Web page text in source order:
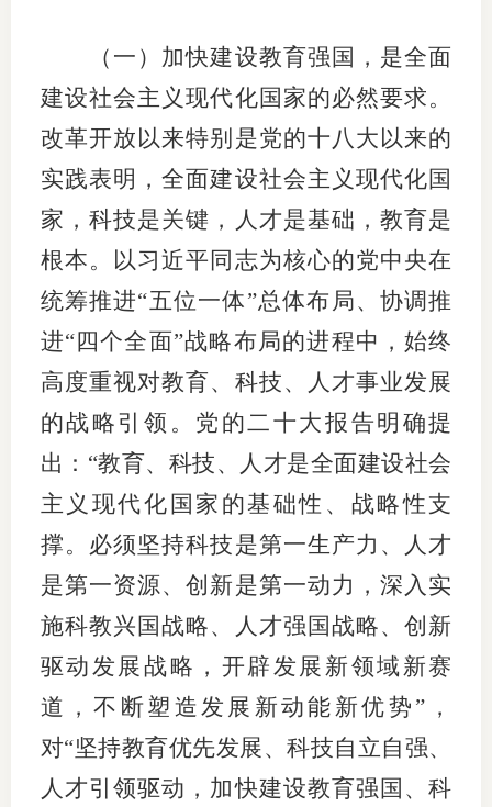
行业投
会员公
期货公
从业人
（一）加快建设教育强国，是全面
建设社会主义现代化国家的必然要求。
改革开放以来特别是党的十八大以来的
实践表明，全面建设社会主义现代化国
家，科技是关键，人才是基础，教育是
根本。以习近平同志为核心的党中央在
统筹推进“五位一体”总体布局、协调推
进“四个全面”战略布局的进程中，始终
高度重视对教育、科技、人才事业发展
的战略引领。党的二十大报告明确提
出：“教育、科技、人才是全面建设社会
主义现代化国家的基础性、战略性支
撑。必须坚持科技是第一生产力、人才
是第一资源、创新是第一动力，深入实
施科教兴国战略、人才强国战略、创新
驱动发展战略，开辟发展新领域新赛
道，不断塑造发展新动能新优势”，
对“坚持教育优先发展、科技自立自强、
人才引领驱动，加快建设教育强国、科